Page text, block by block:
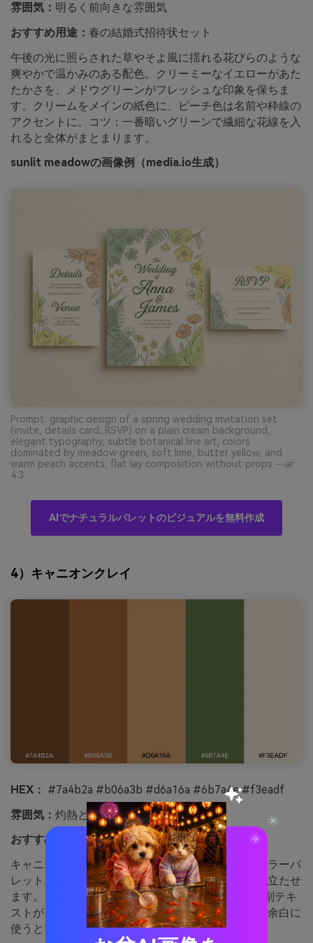
雰囲気： 明るく前向きな雰囲気
おすすめ用途： 春の結婚式招待状セット
午後の光に照らされた草やそよ風に揺れる花びらのような
爽やかで温かみのある配色。クリーミーなイエローがあた
たかさを、メドウグリーンがフレッシュな印象を保ちま
す。クリームをメインの紙色に、ピーチ色は名前や枠線の
アクセントに。コツ：一番暗いグリーンで繊細な花線を入
れると全体がまとまります。
sunlit meadowの画像例（media.io生成）
Prompt: graphic design of a spring wedding invitation set
(invite, details card, RSVP) on a plain cream background,
elegant typography, subtle botanical line art, colors
dominated by meadow green, soft lime, butter yellow, and
warm peach accents, flat lay composition without props --ar
4:3
AIでナチュラルパレットのビジュアルを無料作成
4）キャニオンクレイ
HEX： #7a4b2a #b06a3b #d6a16a #6b7a4e #f3eadf
雰囲気： 灼熱と冒険心
おすすめ用途：陶器マグカップ 商品広告
キャニオンの壁や粘土、荒野の藪のような力強いカラーパ
レット。温かいテラコッタが手作り感・本物感を際立たせ
ます。 muted oliveをアクセントに使えばバッジや副テキ
ストが引き締まります。コツ：淡いサンドカラーを余白に
使うとブラウンが重く見えません。